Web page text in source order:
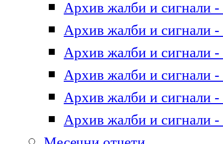
Архив жалби и сигнали -
Архив жалби и сигнали -
Архив жалби и сигнали -
Архив жалби и сигнали -
Архив жалби и сигнали -
Архив жалби и сигнали -